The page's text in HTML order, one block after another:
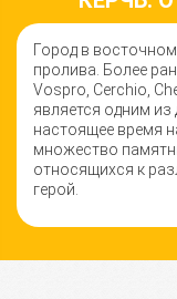
Город в
пролива. Более
Vospro, Cerchio,
является одним
настоящее время
множество
относящихся к
герой.